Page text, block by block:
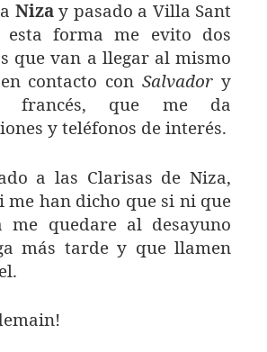
Nizay pasado a Villa Sant
esta forma me evito dos
que van a llegar al mismo
contacto conSalvador y
francés, que me da
y teléfonos de interés.
a las Clarisas de Niza,
me han dicho que si ni que
me quedare al desayuno
más tarde y que llamen